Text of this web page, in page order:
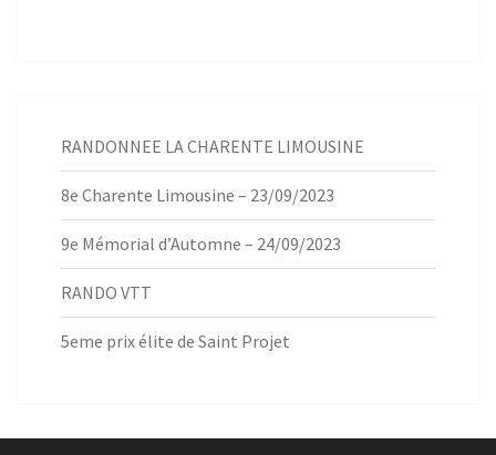
RANDONNEE LA CHARENTE LIMOUSINE
8e Charente Limousine – 23/09/2023
9e Mémorial d’Automne – 24/09/2023
RANDO VTT
5eme prix élite de Saint Projet